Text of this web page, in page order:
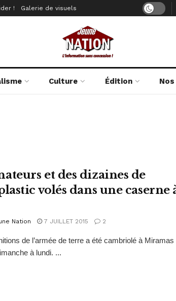
! Galerie de visuels
Culture Édition
et des dizaines de
volés dans une caserne
Nation 7 JUILLET 2015 2
de l’armée de terre a été cambriolé à Miramas
à lundi. ...